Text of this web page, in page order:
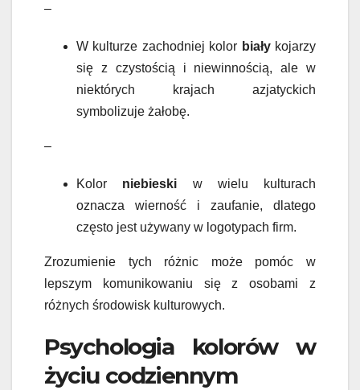
–
W kulturze zachodniej kolor białykojarzy
się z czystością i niewinnością, ale w
niektórych krajach azjatyckich
symbolizuje żałobę.
–
Kolor niebieski w wielu kulturach
oznacza wierność i zaufanie, dlatego
często jest używany w logotypach firm.
Zrozumienie tych różnic może pomóc w
lepszym komunikowaniu się z osobami z
różnych środowisk kulturowych.
Psychologia kolorów w
życiu codziennym